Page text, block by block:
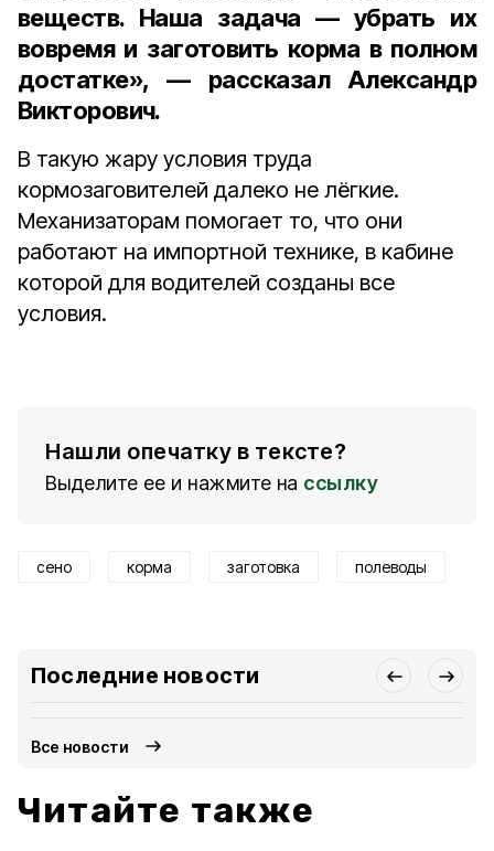
веществ. Наша задача — убрать их
вовремя и заготовить корма в полном
достатке», — рассказал Александр
Викторович.
В такую жару условия труда
кормозаговителей далеко не лёгкие.
Механизаторам помогает то, что они
работают на импортной технике, в кабине
которой для водителей созданы все
условия.
Нашли опечатку в тексте?
Выделите ее и нажмите на ссылку
сено корма заготовка полеводы
Последние новости
Все новости
Читайте также